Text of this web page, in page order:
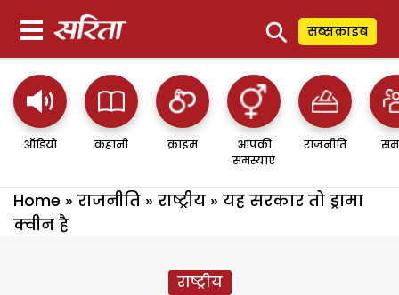
⚲ सब्सक्राइब
ऑडियो कहानी क्राइम
आपकी
समस्याएं
राजनीति
Home » राजनीति » राष्ट्रीय » यह सरकार तो ड्रामा
क्वीन है
राष्ट्रीय